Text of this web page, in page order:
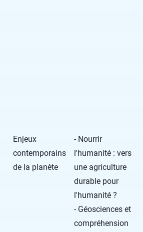
Enjeux
contemporains
de la planète
- Nourrir
l'humanité : vers
une agriculture
durable pour
l'humanité ?
- Géosciences et
compréhension